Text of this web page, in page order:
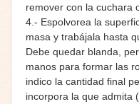
remover con la cuchara
4.- Espolvorea la
masa y trabájala hasta
Debe quedar blanda,
manos para formar las
indico la cantidad final
incorpora la que admita